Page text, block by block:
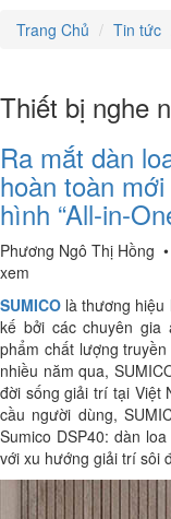
Trang Chủ
Tin tức
Thiết bị nghe
Ra mắt dàn
hoàn toàn
hình “All-in-
Phương Ngô Thị Hồng •
xem
SUMICO là thương hiệu
kế bởi các chuyên gia
phẩm chất lượng
nhiều năm qua,
đời sống giải trí tại Việt
cầu người dùng,
Sumico DSP40: dàn
với xu hướng giải trí sôi